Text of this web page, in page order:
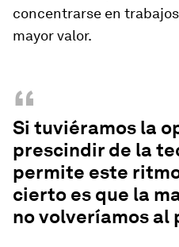
concentrarse en
mayor valor.
“
Si tuviéramos la
prescindir de la
permite este
cierto es que la
no volveríamos al